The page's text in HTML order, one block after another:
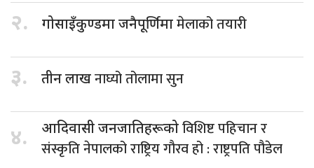
२. गोसाइँकुण्डमा जनैपूर्णिमामेलाको तयारी
३. तीन लाखनाघ्यो तोलामा सुन
४. आदिवासी जनजातिहरूकोविशिष्ट पहिचान र
संस्कृति नेपालको राष्ट्रिय गौरव हो : राष्ट्रपति पौडेल